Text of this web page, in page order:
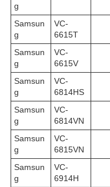
g
Samsun
g
VC-
6615T
Samsun
g
VC-
6615V
Samsun
g
VC-
6814HS
Samsun
g
VC-
6814VN
Samsun
g
VC-
6815VN
Samsun
g
VC-
6914H